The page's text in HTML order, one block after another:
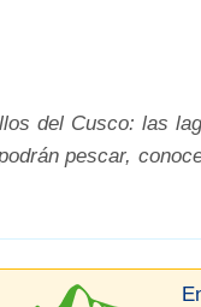
del Cusco: las
pescar,